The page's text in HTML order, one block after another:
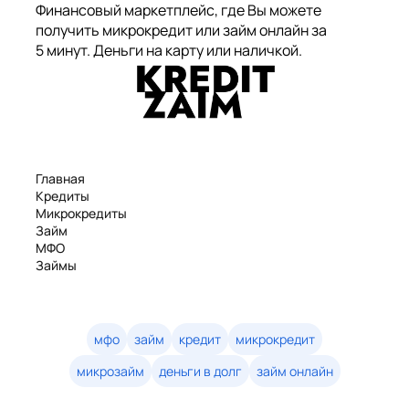
Финансовый маркетплейс, где Вы можете
получить микрокредит или займ онлайн за
5 минут. Деньги на карту или наличкой.
Главная
Кредиты
Микрокредиты
Займ
МФО
Займы
Займы онлайн
Денежные кредиты
мфо займ кредит
микрокредит
микрозайм
деньги в долг займ онлайн